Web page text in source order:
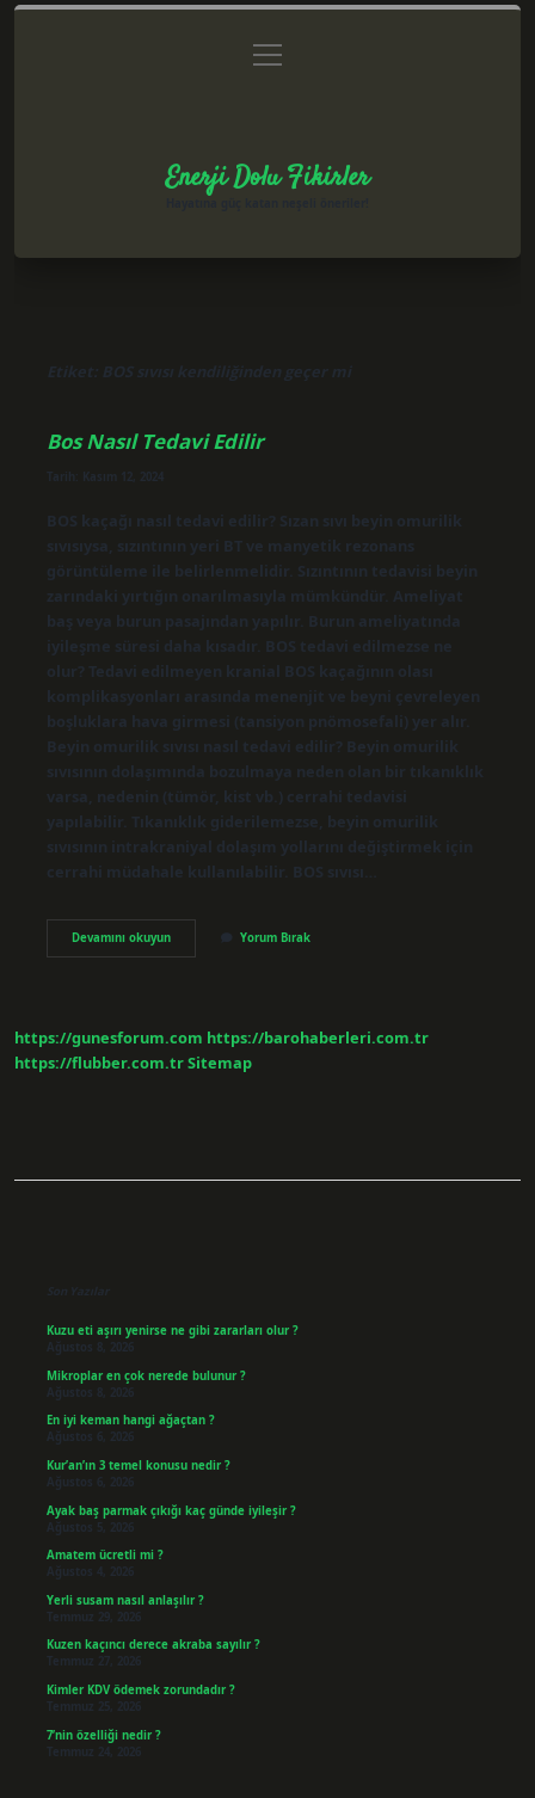
Gizlilik Politikası
menüyü
aç
Enerji Dolu Fikirler
Etiket: BOS sıvısı kendiliğinden geçer mi
Bos Nasıl Tedavi Edilir
Tarih: Kasım 12, 2024
BOS kaçağı nasıl tedavi edilir? Sızan sıvı beyin omurilik
sıvısıysa, sızıntının yeri BT ve manyetik rezonans
görüntüleme ile belirlenmelidir. Sızıntının tedavisi beyin
zarındaki yırtığın onarılmasıyla mümkündür. Ameliyat
baş veya burun pasajından yapılır. Burun ameliyatında
iyileşme süresi daha kısadır. BOS tedavi edilmezse ne
olur? Tedavi edilmeyen kranial BOS kaçağının olası
komplikasyonları arasında menenjit ve beyni çevreleyen
boşluklara hava girmesi (tansiyon pnömosefali) yer alır.
Beyin omurilik sıvısı nasıl tedavi edilir? Beyin omurilik
sıvısının dolaşımında bozulmaya neden olan bir tıkanıklık
varsa, nedenin (tümör, kist vb.) cerrahi tedavisi
yapılabilir. Tıkanıklık giderilemezse, beyin omurilik
sıvısının intrakraniyal dolaşım yollarını değiştirmek için
cerrahi müdahale kullanılabilir. BOS sıvısı…
Devamını okuyunBos
Nasıl
Yorum Bırak
https://gunesforum.com https://barohaberleri.com.tr
https://flubber.com.trSitemap
Son Yazılar
Kuzu eti aşırı yenirse ne gibi zararları olur ?
Ağustos 8, 2026
Mikroplar en çok nerede bulunur ?
Ağustos 8, 2026
En iyi keman hangi ağaçtan ?
Ağustos 6, 2026
Kur’an’ın 3 temel konusu nedir ?
Ağustos 6, 2026
Ayak baş parmak çıkığı kaç günde iyileşir ?
Ağustos 5, 2026
Amatem ücretli mi ?
Ağustos 4, 2026
Yerli susam nasıl anlaşılır ?
Temmuz 29, 2026
Kuzen kaçıncı derece akraba sayılır ?
Temmuz 27, 2026
Kimler KDV ödemek zorundadır ?
Temmuz 25, 2026
7’nin özelliği nedir ?
Temmuz 24, 2026